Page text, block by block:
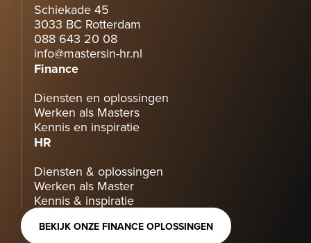
Schiekade 45
3033 BC Rotterdam
088 643 20 08
info@mastersin-hr.nl
Finance
Diensten en oplossingen
Werken als Masters
Kennis en inspiratie
HR
Diensten & oplossingen
Werken als Master
Kennis & inspiratie
BEKIJK ONZE FINANCE OPLOSSINGEN